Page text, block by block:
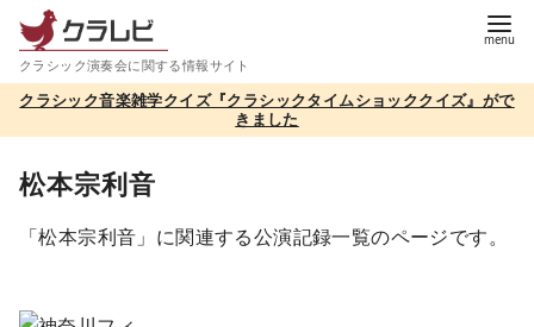
テ
ツ
クラシック演奏会に関する情報サイト
クラシック音楽雑学クイズ『クラシックタイムショッククイズ』がで
きました
松本宗利音
「松本宗利音」に関連する公演記録一覧のページです。